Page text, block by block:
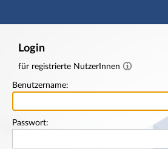
Hauptnavigation
Login
für registrierte NutzerInnen
Benutzername:
Passwort: